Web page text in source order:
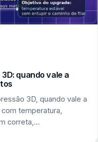
quando vale a
3D, quando vale a
temperatura,
correta,…